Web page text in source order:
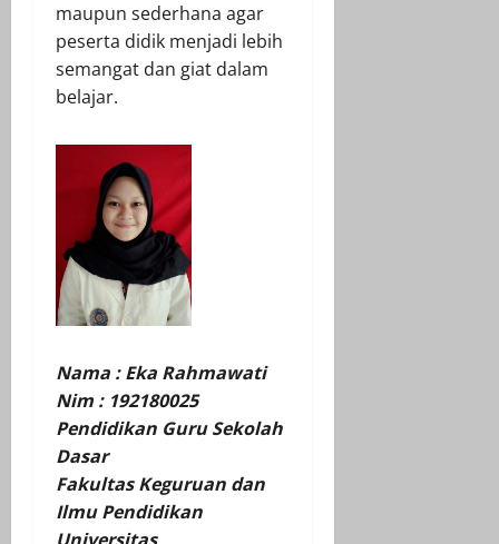
maupun sederhana agar
peserta didik menjadi lebih
semangat dan giat dalam
belajar.
Nama : Eka Rahmawati
Nim : 192180025
Pendidikan Guru Sekolah
Dasar
Fakultas Keguruan dan
Ilmu Pendidikan